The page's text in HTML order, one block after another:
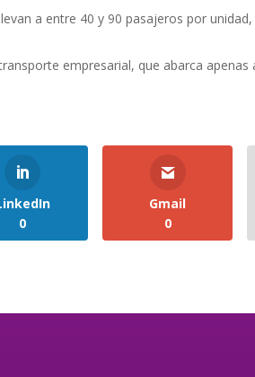
entre 40 y 90 pasajeros por unidad,
empresarial, que abarca apenas a
0
Gmail
0